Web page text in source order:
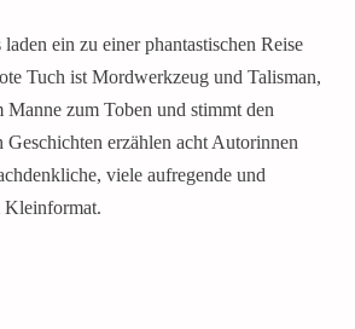
ein zu einer phantastischen Reise
Tuch ist Mordwerkzeug und Talisman,
Manne zum Toben und stimmt den
erzählen acht Autorinnen
viele aufregende und
Kleinformat.